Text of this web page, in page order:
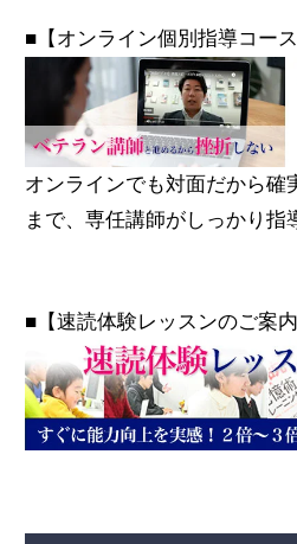
■【オンライン個別指導コース
オンラインでも対面だから確
まで、専任講師がしっかり指
■【速読体験レッスンのご案内